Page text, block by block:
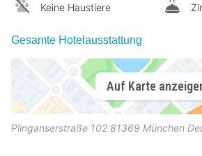
Keine Haustiere
Gesamte Hotelausstattung
Auf Karte
Plinganserstraße 102 81369 München